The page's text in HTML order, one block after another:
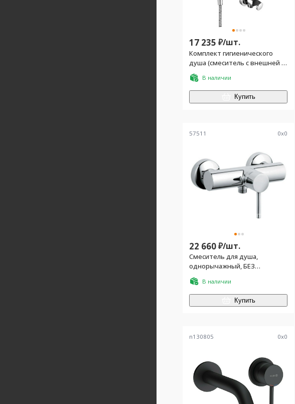
17 235 ₽/шт.
Комплект гигиенического
душа (смеситель с внешней и
встраив.частью, лейка, шланг
1.25м, кронштейн с подводом
воды 1/2), (цв.хром), BOZZ
Kludi
В наличии
Купить
57511 0x0
22 660₽/шт.
Смеситель для душа,
однорычажный, БЕЗ
душ.гарн., хром
В наличии
Купить
n130805 0x0